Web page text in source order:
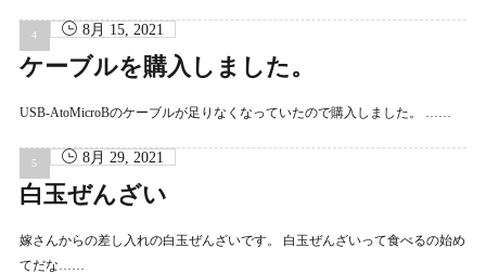
8月 15, 2021
ケーブルを購入しました。
USB-AtoMicroBのケーブルが足りなくなっていたので購入しました。 ……
8月 29, 2021
白玉ぜんざい
嫁さんからの差し入れの白玉ぜんざいです。 白玉ぜんざいって食べるの始め
てだな……